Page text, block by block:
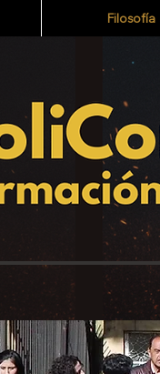
Filosofía